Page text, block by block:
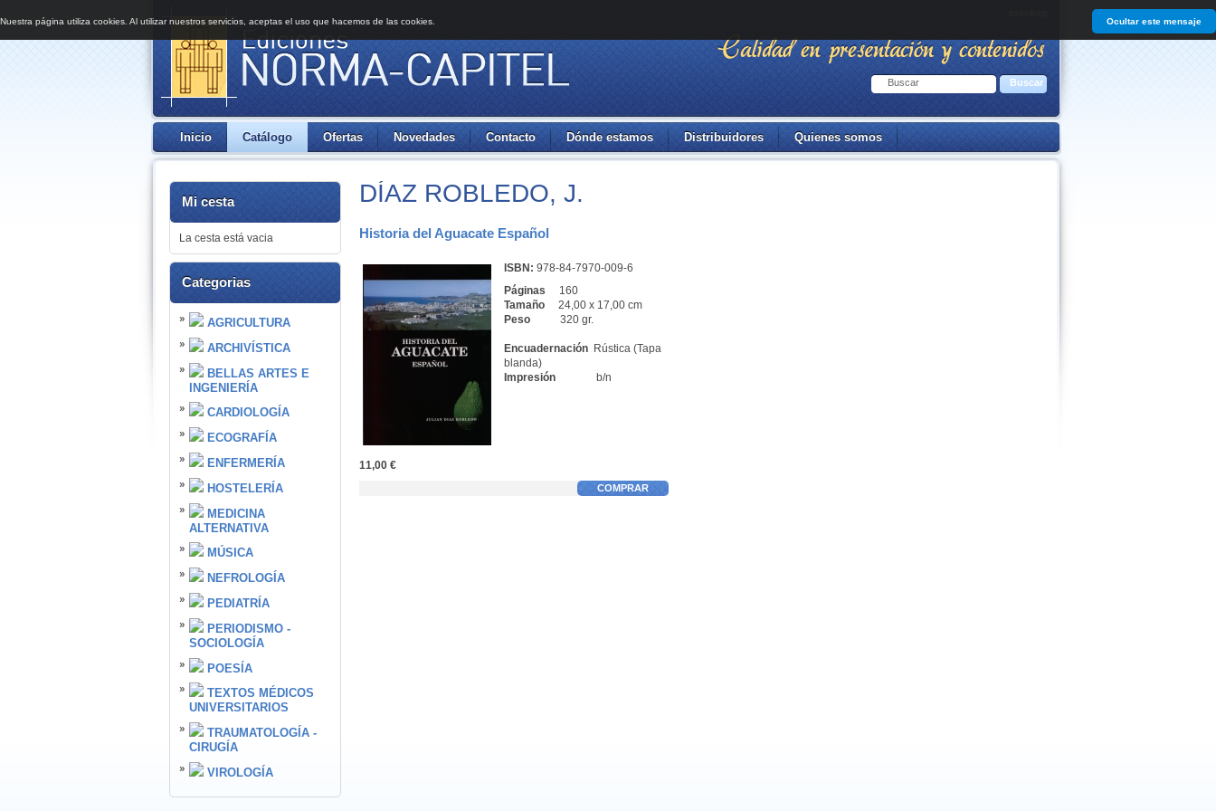
Nuestra página utiliza cookies. Al utilizar nuestros servicios, aceptas el uso que hacemos de las cookies. Ocultar este mensaje
Inicio Catálogo Ofertas Novedades Contacto Dónde estamos Distribuidores Quienes somos
DÍAZ ROBLEDO, J.
Historia del Aguacate Español
ISBN: 978-84-7970-009-6
Páginas 160
Tamaño
24,00 x 17,00 cm
Peso
320 gr.
Encuadernación Rústica (Tapa
blanda)
Impresión
b/n
11,00 €
Mi cesta
La cesta está vacia
Categorias
AGRICULTURA
ARCHIVÍSTICA
BELLAS ARTES E
INGENIERÍA
CARDIOLOGÍA
ECOGRAFÍA
ENFERMERÍA
HOSTELERÍA
MEDICINA
ALTERNATIVA
MÚSICA
NEFROLOGÍA
PEDIATRÍA
PERIODISMO -
SOCIOLOGÍA
POESÍA
TEXTOS MÉDICOS
UNIVERSITARIOS
TRAUMATOLOGÍA -
CIRUGÍA
VIROLOGÍA